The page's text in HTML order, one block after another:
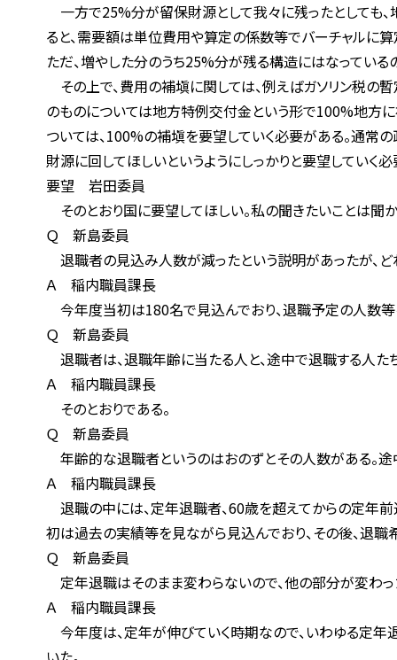
一方で25%分が留保財源として我々に残ったとしても、
ると、需要額は単位費用や算定の係数等でバーチャルに算
ただ、増やした分のうち25%分が残る構造にはなっている
その上で、費用の補塡に関しては、例えばガソリン税の
のものについては地方特例交付金という形で100%地方に
ついては、100%の補塡を要望していく必要がある。通常の
財源に回してほしいというようにしっかりと要望していく必
要望 岩田委員
そのとおり国に要望してほしい。私の聞きたいことは聞か
Ｑ 新島委員
退職者の見込み人数が減ったという説明があったが、どれ
Ａ 稲内職員課長
今年度当初は180名で見込んでおり、退職予定の人数等
Ｑ 新島委員
退職者は、退職年齢に当たる人と、途中で退職する人たち
Ａ 稲内職員課長
そのとおりである。
Ｑ 新島委員
年齢的な退職者というのはおのずとその人数がある。途中
Ａ 稲内職員課長
退職の中には、定年退職者、60歳を超えてからの定年前退
初は過去の実績等を見ながら見込んでおり、その後、退職
Ｑ 新島委員
定年退職はそのまま変わらないので、他の部分が変わっ
Ａ 稲内職員課長
今年度は、定年が伸びていく時期なので、いわゆる定年